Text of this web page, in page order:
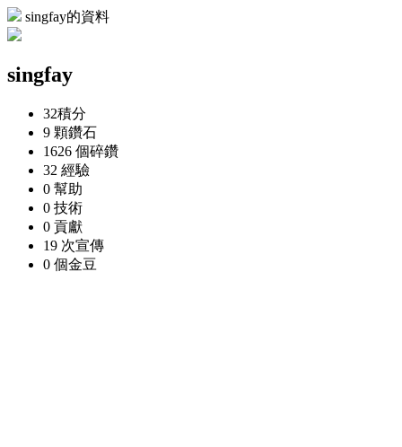
singfay的資料
singfay
32積分
9 顆鑽石
1626 個碎鑽
32 經驗
0 幫助
0 技術
0 貢獻
19 次宣傳
0 個金豆